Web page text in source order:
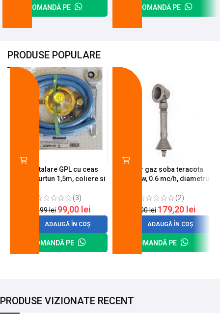
COMANDĂ PE COMANDĂ PE
PRODUSE POPULARE
Kit instalare GPL cu ceas
butelie, furtun 1,5m, coliere si
(3)
120,99lei 99,00 lei
ADAUGĂ ÎN COȘ
COMANDĂ PE
Arzator gaz soba teracota
A600, 6 kw, 0.6 mc/h, diametru
(2)
200,00lei 179,20 lei
ADAUGĂ ÎN COȘ
COMANDĂ PE
PRODUSE VIZIONATE RECENT